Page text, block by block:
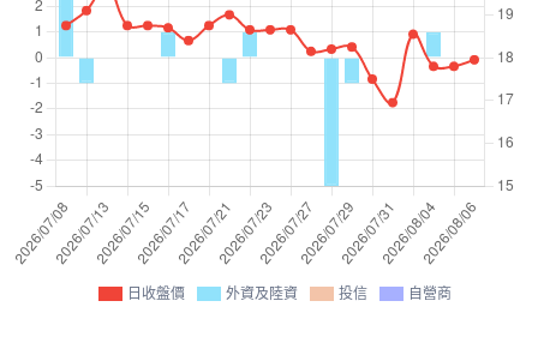
日收盤價 外資及陸資 投信 自營商